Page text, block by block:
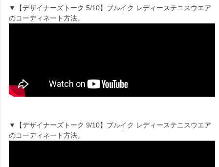
▼【デザイナーズトーク 5/10】ブルイク レディーステニスウエア
のコーディネート方法。
▼【デザイナーズトーク 9/10】ブルイク レディーステニスウエア
のコーディネート方法。